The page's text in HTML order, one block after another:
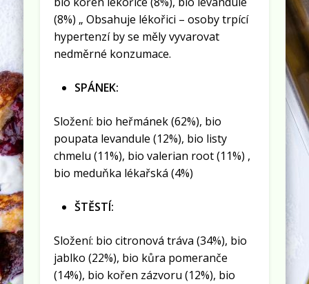
(8%) „ Obsahuje lékořici – osoby trpící
hypertenzí by se měly vyvarovat
nedměrné konzumace.
SPÁNEK:
Složení: bio heřmánek (62%), bio
poupata levandule (12%), bio listy
chmelu (11%), bio valerian root (11%) ,
bio meduňka lékařská (4%)
ŠTĚSTÍ:
Složení: bio citronová tráva (34%), bio
jablko (22%), bio kůra pomeranče
(14%), bio kořen zázvoru (12%), bio